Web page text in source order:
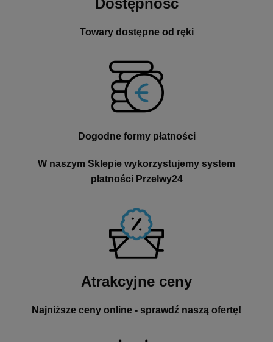
Dostępność
Towary dostępne od ręki
Dogodne formy płatności
W naszym Sklepie wykorzystujemy system
płatności Przelwy24
Atrakcyjne ceny
Najniższe ceny online - sprawdź naszą ofertę!